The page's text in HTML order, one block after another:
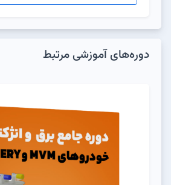
دوره‌های آموزشی مرتبط